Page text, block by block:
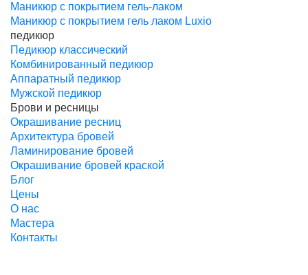
Маникюр с покрытием гель-лаком
Маникюр с покрытием гель лаком Luxio
педикюр
Педикюр классический
Комбинированный педикюр
Аппаратный педикюр
Мужской педикюр
Брови и ресницы
Окрашивание ресниц
Архитектура бровей
Ламинирование бровей
Окрашивание бровей краской
Блог
Цены
О нас
Мастера
Контакты